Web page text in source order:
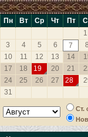
Пн Вт Ср Чт Пт
1
3
4 5 6 7 8
10
11 12 13 14
17
18 19 20 21
24
25 26 27 28
31
Ст.